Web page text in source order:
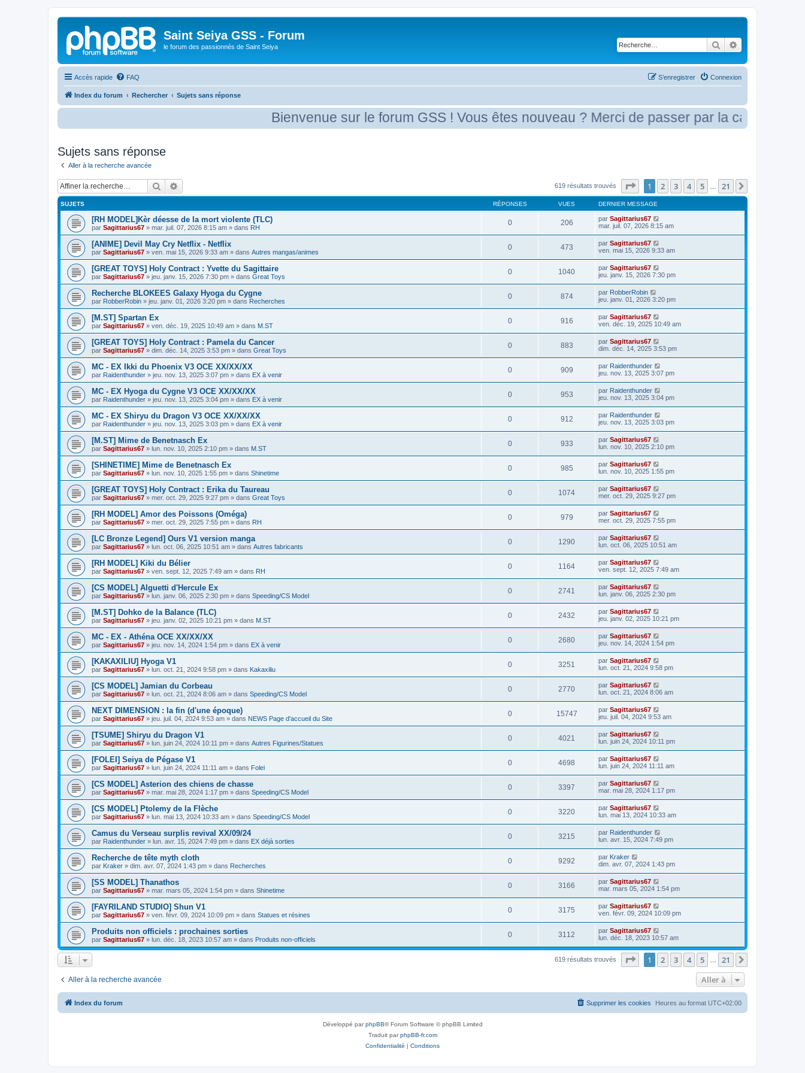
Saint Seiya GSS - Forum
le forum des passionnés de Saint Seiya Rechercher
Accès rapide FAQ Connexion
S’enregistrer
Index du forum Rechercher Sujets sans réponse
Bienvenue sur le forum GSS ! Vous êtes nouveau ? Merci de passer par la case présentation
Sujets sans réponse
Aller à la recherche avancée
Rechercher 619 résultats trouvés Page sur21
1 2 3 4 5 21
SUJETS RÉPONSES VUES DERNIER MESSAGE
[RH MODEL]Kèr déesse de la mort violente (TLC)
par Sagittarius67 » mar. juil. 07, 2026 8:15 am » dans RH
0 206 par Sagittarius67
mar. juil. 07, 2026 8:15 am
[ANIME] Devil May Cry Netflix - Netflix
par Sagittarius67 » ven. mai 15, 2026 9:33 am » dans Autres mangas/animes
0 473 par Sagittarius67
ven. mai 15, 2026 9:33 am
[GREAT TOYS] Holy Contract : Yvette du Sagittaire
par Sagittarius67 » jeu. janv. 15, 2026 7:30 pm » dans Great Toys
0 1040 par Sagittarius67
jeu. janv. 15, 2026 7:30 pm
Recherche BLOKEES Galaxy Hyoga du Cygne
par RobberRobin » jeu. janv. 01, 2026 3:20 pm » dans Recherches
0 874 par RobberRobin
jeu. janv. 01, 2026 3:20 pm
[M.ST] Spartan Ex
par Sagittarius67 » ven. déc. 19, 2025 10:49 am » dans M.ST
0 916 par Sagittarius67
ven. déc. 19, 2025 10:49 am
[GREAT TOYS] Holy Contract : Pamela du Cancer
par Sagittarius67 » dim. déc. 14, 2025 3:53 pm » dans Great Toys
0 883 par Sagittarius67
dim. déc. 14, 2025 3:53 pm
MC - EX Ikki du Phoenix V3 OCE XX/XX/XX
par Raidenthunder » jeu. nov. 13, 2025 3:07 pm » dans EX à venir
0 909 par Raidenthunder
jeu. nov. 13, 2025 3:07 pm
MC - EX Hyoga du Cygne V3 OCE XX/XX/XX
par Raidenthunder » jeu. nov. 13, 2025 3:04 pm » dans EX à venir
0 953 par Raidenthunder
jeu. nov. 13, 2025 3:04 pm
MC - EX Shiryu du Dragon V3 OCE XX/XX/XX
par Raidenthunder » jeu. nov. 13, 2025 3:03 pm » dans EX à venir
0 912 par Raidenthunder
jeu. nov. 13, 2025 3:03 pm
[M.ST] Mime de Benetnasch Ex
par Sagittarius67 » lun. nov. 10, 2025 2:10 pm » dans M.ST
0 933 par Sagittarius67
lun. nov. 10, 2025 2:10 pm
[SHINETIME] Mime de Benetnasch Ex
par Sagittarius67 » lun. nov. 10, 2025 1:55 pm » dans Shinetime
0 985 par Sagittarius67
lun. nov. 10, 2025 1:55 pm
[GREAT TOYS] Holy Contract : Erika du Taureau
par Sagittarius67 » mer. oct. 29, 2025 9:27 pm » dans Great Toys
0 1074 par Sagittarius67
mer. oct. 29, 2025 9:27 pm
[RH MODEL] Amor des Poissons (Oméga)
par Sagittarius67 » mer. oct. 29, 2025 7:55 pm » dans RH
0 979 par Sagittarius67
mer. oct. 29, 2025 7:55 pm
[LC Bronze Legend] Ours V1 version manga
par Sagittarius67 » lun. oct. 06, 2025 10:51 am » dans Autres fabricants
0 1290 par Sagittarius67
lun. oct. 06, 2025 10:51 am
[RH MODEL] Kiki du Bélier
par Sagittarius67 » ven. sept. 12, 2025 7:49 am » dans RH
0 1164 par Sagittarius67
ven. sept. 12, 2025 7:49 am
[CS MODEL] Alguetti d'Hercule Ex
par Sagittarius67 » lun. janv. 06, 2025 2:30 pm » dans Speeding/CS Model
0 2741 par Sagittarius67
lun. janv. 06, 2025 2:30 pm
[M.ST] Dohko de la Balance (TLC)
par Sagittarius67 » jeu. janv. 02, 2025 10:21 pm » dans M.ST
0 2432 par Sagittarius67
jeu. janv. 02, 2025 10:21 pm
MC - EX - Athéna OCE XX/XX/XX
par Sagittarius67 » jeu. nov. 14, 2024 1:54 pm » dans EX à venir
0 2680 par Sagittarius67
jeu. nov. 14, 2024 1:54 pm
[KAKAXILIU] Hyoga V1
par Sagittarius67 » lun. oct. 21, 2024 9:58 pm » dans Kakaxiliu
0 3251 par Sagittarius67
lun. oct. 21, 2024 9:58 pm
[CS MODEL] Jamian du Corbeau
par Sagittarius67 » lun. oct. 21, 2024 8:06 am » dans Speeding/CS Model
0 2770 par Sagittarius67
lun. oct. 21, 2024 8:06 am
NEXT DIMENSION : la fin (d'une époque)
par Sagittarius67 » jeu. juil. 04, 2024 9:53 am » dans NEWS Page d'accueil du Site
0 15747 par Sagittarius67
jeu. juil. 04, 2024 9:53 am
[TSUME] Shiryu du Dragon V1
par Sagittarius67 » lun. juin 24, 2024 10:11 pm » dans Autres Figurines/Statues
0 4021 par Sagittarius67
lun. juin 24, 2024 10:11 pm
[FOLEI] Seiya de Pégase V1
par Sagittarius67 » lun. juin 24, 2024 11:11 am » dans Folei
0 4698 par Sagittarius67
lun. juin 24, 2024 11:11 am
[CS MODEL] Asterion des chiens de chasse
par Sagittarius67 » mar. mai 28, 2024 1:17 pm » dans Speeding/CS Model
0 3397 par Sagittarius67
mar. mai 28, 2024 1:17 pm
[CS MODEL] Ptolemy de la Flèche
par Sagittarius67 » lun. mai 13, 2024 10:33 am » dans Speeding/CS Model
0 3220 par Sagittarius67
lun. mai 13, 2024 10:33 am
Camus du Verseau surplis revival XX/09/24
par Raidenthunder » lun. avr. 15, 2024 7:49 pm » dans EX déjà sorties
0 3215 par Raidenthunder
lun. avr. 15, 2024 7:49 pm
Recherche de tête myth cloth
par Kraker » dim. avr. 07, 2024 1:43 pm » dans Recherches
0 9292 par Kraker
dim. avr. 07, 2024 1:43 pm
[SS MODEL] Thanathos
par Sagittarius67 » mar. mars 05, 2024 1:54 pm » dans Shinetime
0 3166 par Sagittarius67
mar. mars 05, 2024 1:54 pm
[FAYRILAND STUDIO] Shun V1
par Sagittarius67 » ven. févr. 09, 2024 10:09 pm » dans Statues et résines
0 3175 par Sagittarius67
ven. févr. 09, 2024 10:09 pm
Produits non officiels : prochaines sorties
par Sagittarius67 » lun. déc. 18, 2023 10:57 am » dans Produits non-officiels
0 3112 par Sagittarius67
lun. déc. 18, 2023 10:57 am
619 résultats trouvés Page sur21
1 2 3 4 5 21
Aller à la recherche avancée Aller à
Index du forum Heures au format UTC+02:00
Supprimer les cookies
Développé parphpBB® Forum Software © phpBB Limited
Traduit parphpBB-fr.com
Confidentialité | Conditions